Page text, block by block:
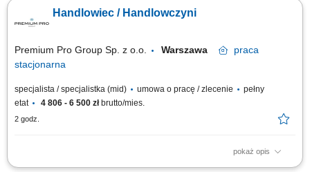
Handlowiec / Handlowczyni
Premium Pro Group Sp. z o.o. Warszawa
praca
stacjonarna
specjalista / specjalistka (mid) umowa o pracę / zlecenie
pełny
etat
4 806 - 6 500 złbrutto/mies.
2 godz.
pokaż opis
Twoje zadania: Aktywne prowadzenie rozmów telefonicznych z klientami,